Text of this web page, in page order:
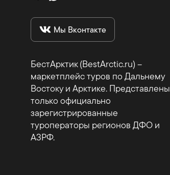
Мы Вконтакте
БестАрктик (BestArctic.ru) –
маркетплейс туров по Дальнему
Востоку и Арктике. Представлены
только официально
зарегистрированные
туроператоры регионов ДФО и
АЗРФ.